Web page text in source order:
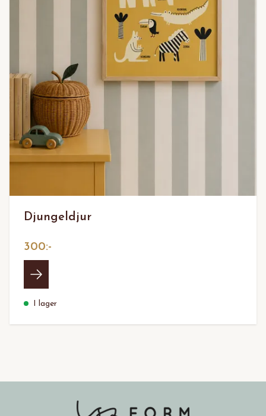
Djungeldjur
300:-
I lager